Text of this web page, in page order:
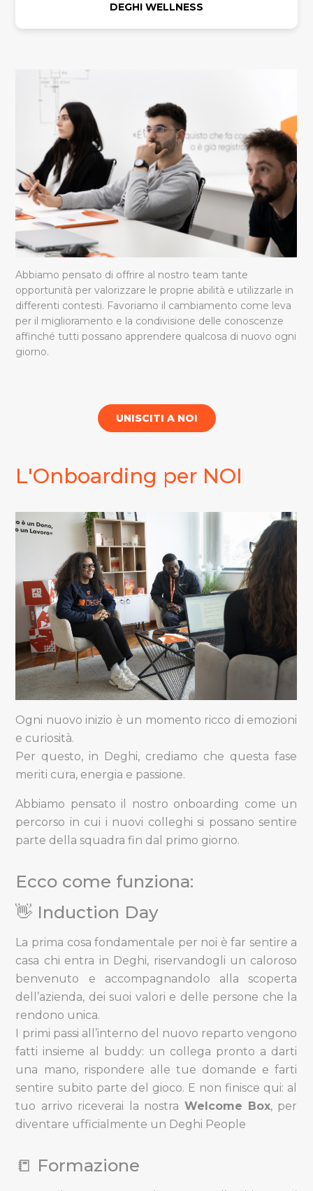
DEGHI WELLNESS
Abbiamo pensato di offrire al nostro team tante
opportunità per valorizzare le proprie abilità e utilizzarle in
differenti contesti. Favoriamo il cambiamento come leva
per il miglioramento e la condivisione delle conoscenze
affinché tutti possano apprendere qualcosa di nuovo ogni
giorno.
UNISCITI A NOI
L'Onboarding per NOI
Ogni nuovo inizio è un momento ricco di emozioni
e curiosità.
Per questo, in Deghi, crediamo che questa fase
meriti cura, energia e passione.
Abbiamo pensato il nostro onboarding come un
percorso in cui i nuovi colleghi si possano sentire
parte della squadra fin dal primo giorno.
Ecco come funziona:
👋 Induction Day
La prima cosa fondamentale per noi è far sentire a
casa chi entra in Deghi, riservandogli un caloroso
benvenuto e accompagnandolo alla scoperta
dell’azienda, dei suoi valori e delle persone che la
rendono unica.
I primi passi all’interno del nuovo reparto vengono
fatti insieme al buddy: un collega pronto a darti
una mano, rispondere alle tue domande e farti
sentire subito parte del gioco. E non finisce qui: al
tuo arrivo riceverai la nostra Welcome Box, per
diventare ufficialmente un Deghi People
📒 Formazione